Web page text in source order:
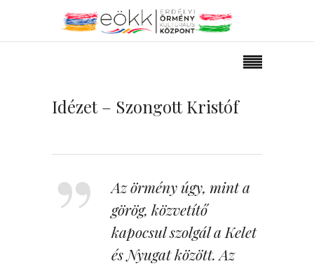
Idézet – Szongott Kristóf
Az örmény úgy, mint a
görög, közvetítő
kapocsul szolgál a Kelet
és Nyugat között. Az